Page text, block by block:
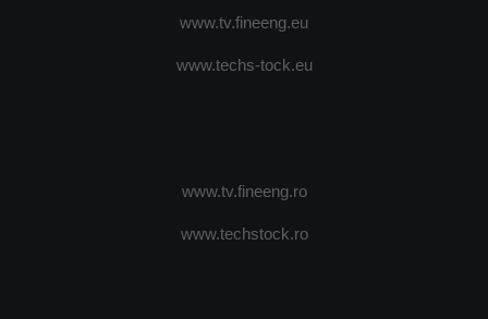
www.tv.fineeng.eu
www.techs-tock.eu
www.tv.fineeng.ro
www.techstock.ro